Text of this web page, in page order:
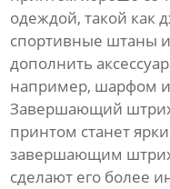
одеждой, такой как
спортивные штаны
дополнить
например, шарфом
Завершающий
принтом станет
завершающим
сделают его более